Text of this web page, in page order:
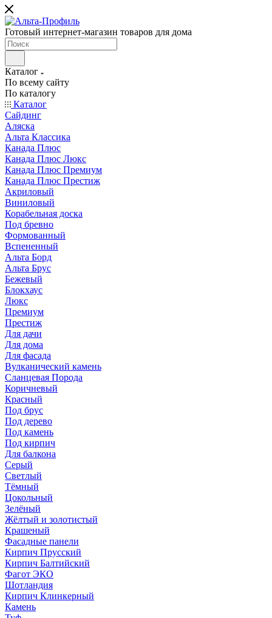
Готовый интернет-магазин товаров для дома
Каталог
По всему сайту
По каталогу
Каталог
Сайдинг
Аляска
Альта Классика
Канада Плюс
Канада Плюс Люкс
Канада Плюс Премиум
Канада Плюс Престиж
Акриловый
Виниловый
Корабельная доска
Под бревно
Формованный
Вспененный
Альта Борд
Альта Брус
Бежевый
Блокхаус
Люкс
Премиум
Престиж
Для дачи
Для дома
Для фасада
Вулканический камень
Сланцевая Порода
Коричневый
Красный
Под брус
Под дерево
Под камень
Под кирпич
Для балкона
Серый
Светлый
Тёмный
Цокольный
Зелёный
Жёлтый и золотистый
Крашеный
Фасадные панели
Кирпич Прусский
Кирпич Балтийский
Фагот ЭКО
Шотландия
Кирпич Клинкерный
Камень